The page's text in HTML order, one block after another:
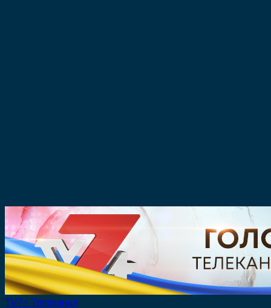
TV7+ Телеканал